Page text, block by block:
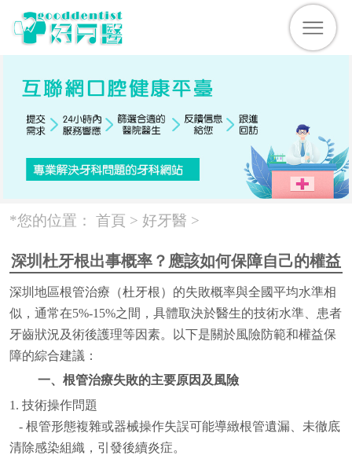
*您的位置： 首頁 > 好牙醫 >
深圳杜牙根出事概率？應該如何保障自己的權益
深圳地區根管治療（杜牙根）的失敗概率與全國平均水準相
似，通常在5%-15%之間，具體取決於醫生的技術水準、患者
牙齒狀況及術後護理等因素。以下是關於風險防範和權益保
障的綜合建議：
一、根管治療失敗的主要原因及風險
1. 技術操作問題
- 根管形態複雜或器械操作失誤可能導緻根管遺漏、未徹底
清除感染組織，引發後續炎症。